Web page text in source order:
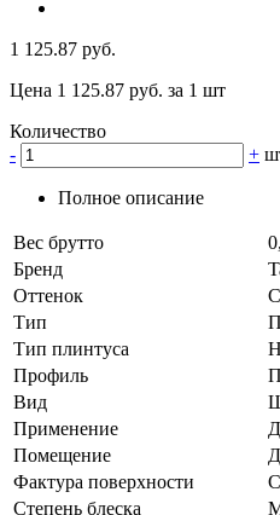
1 125.87 руб.
Цена 1 125.87 руб. за 1 шт
Количество
-
+
Полное описание
Вес брутто
Бренд
Оттенок
Тип
Тип плинтуса
Профиль
Вид
Применение
Помещение
Фактура поверхности
Степень блеска